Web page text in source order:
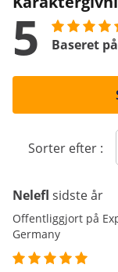
5 Baseret
Sorter efter :
Nelefl sidste år
Offentliggjort på
Germany